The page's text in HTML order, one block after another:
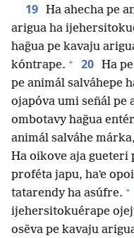
19 Ha ahecha pe
arigua ha
hag̃ua pe kavaju
kóntrape. + 20 Ha
pe animál salváhepe
ojapóva umi señál pe
ombotavy hag̃ua
animál salváhe márka,
Ha oikove aja gueteri
proféta japu, haʼe
tatarendy ha asúfre. +
ijehersitokuérape
osẽva pe kavaju